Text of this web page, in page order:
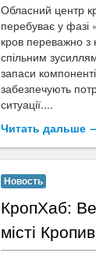
Обласний центр
перебуває у фазі
кров переважно з
спільним
запаси
забезпечують
ситуації....
Читать дальше
Новость
КропХаб:
місті